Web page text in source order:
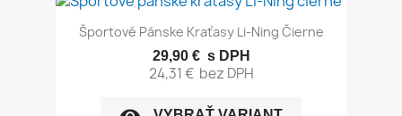
Športové Pánske Kraťasy Li-Ning Čierne
29,90 € s DPH
24,31 € bez DPH